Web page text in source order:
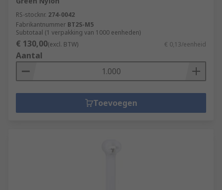
RS-stocknr. 274-0042
Fabrikantnummer BT2S-M5
Subtotaal (1 verpakking van 1000 eenheden)
€ 130,00(excl. BTW) € 0,13/eenheid
Aantal
Toevoegen